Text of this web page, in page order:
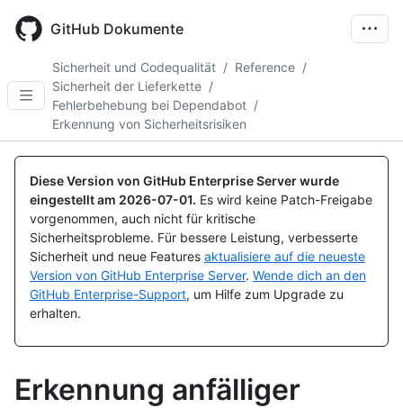
main
GitHub Dokumente
Sicherheit und Codequalität / Reference /
Sicherheit der Lieferkette /
Fehlerbehebung bei Dependabot /
Erkennung von Sicherheitsrisiken
Diese Version von GitHub Enterprise Server wurde
eingestellt am 2026-07-01. Es wird keine Patch-Freigabe
vorgenommen, auch nicht für kritische
Sicherheitsprobleme. Für bessere Leistung, verbesserte
Sicherheit und neue Features aktualisiere auf die neueste
Version von GitHub Enterprise Server. Wende dich an den
GitHub Enterprise-Support, um Hilfe zum Upgrade zu
erhalten.
Erkennung anfälliger